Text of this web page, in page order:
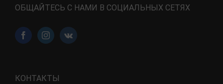
ОБЩАЙТЕСЬ С НАМИ В СОЦИАЛЬНЫХ СЕТЯХ
КОНТАКТЫ